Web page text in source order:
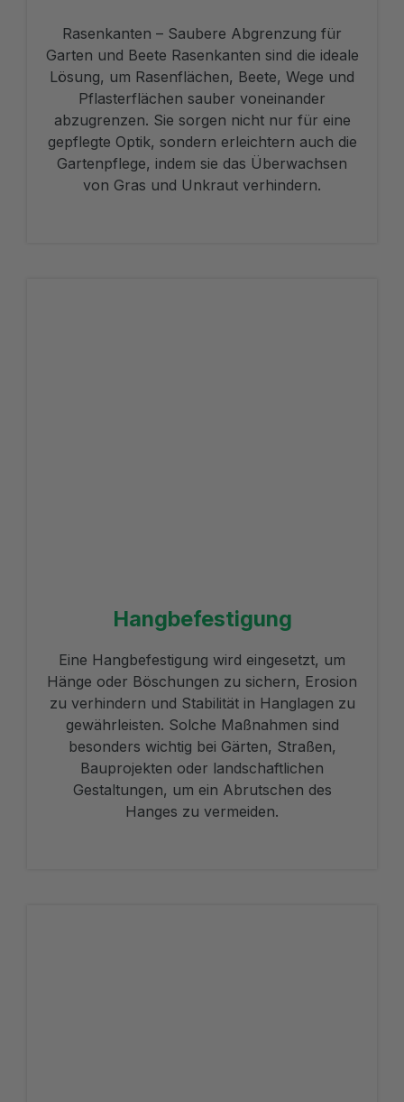
Rasenkanten – Saubere Abgrenzung für
Garten und Beete Rasenkanten sind die ideale
Lösung, um Rasenflächen, Beete, Wege und
Pflasterflächen sauber voneinander
abzugrenzen. Sie sorgen nicht nur für eine
gepflegte Optik, sondern erleichtern auch die
Gartenpflege, indem sie das Überwachsen
von Gras und Unkraut verhindern.
Hangbefestigung
Eine Hangbefestigung wird eingesetzt, um
Hänge oder Böschungen zu sichern, Erosion
zu verhindern und Stabilität in Hanglagen zu
gewährleisten. Solche Maßnahmen sind
besonders wichtig bei Gärten, Straßen,
Bauprojekten oder landschaftlichen
Gestaltungen, um ein Abrutschen des
Hanges zu vermeiden.